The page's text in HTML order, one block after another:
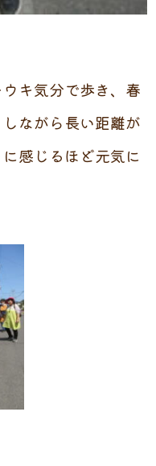
キ気分で歩き、春
ながら長い距離が
感じるほど元気に